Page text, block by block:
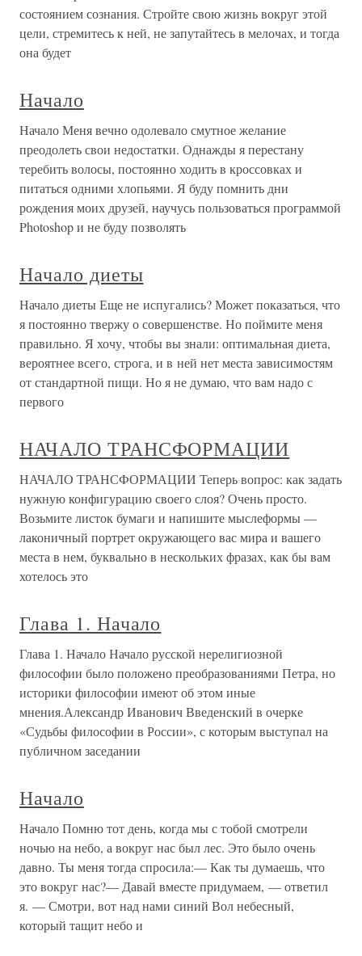
состоянием сознания. Стройте свою жизнь вокруг этой
цели, стремитесь к ней, не запутайтесь в мелочах, и тогда
она будет
Начало
Начало Меня вечно одолевало смутное желание
преодолеть свои недостатки. Однажды я перестану
теребить волосы, постоянно ходить в кроссовках и
питаться одними хлопьями. Я буду помнить дни
рождения моих друзей, научусь пользоваться программой
Photoshop и не буду позволять
Начало диеты
Начало диеты Еще не испугались? Может показаться, что
я постоянно твержу о совершенстве. Но поймите меня
правильно. Я хочу, чтобы вы знали: оптимальная диета,
вероятнее всего, строга, и в ней нет места зависимостям
от стандартной пищи. Но я не думаю, что вам надо с
первого
НАЧАЛО ТРАНСФОРМАЦИИ
НАЧАЛО ТРАНСФОРМАЦИИ Теперь вопрос: как задать
нужную конфигурацию своего слоя? Очень просто.
Возьмите листок бумаги и напишите мыслеформы —
лаконичный портрет окружающего вас мира и вашего
места в нем, буквально в нескольких фразах, как бы вам
хотелось это
Глава 1. Начало
Глава 1. Начало Начало русской нерелигиозной
философии было положено преобразованиями Петра, но
историки философии имеют об этом иные
мнения.Александр Иванович Введенский в очерке
«Судьбы философии в России», с которым выступал на
публичном заседании
Начало
Начало Помню тот день, когда мы с тобой смотрели
ночью на небо, а вокруг нас был лес. Это было очень
давно. Ты меня тогда спросила:— Как ты думаешь, что
это вокруг нас?— Давай вместе придумаем, — ответил
я. — Смотри, вот над нами синий Вол небесный,
который тащит небо и